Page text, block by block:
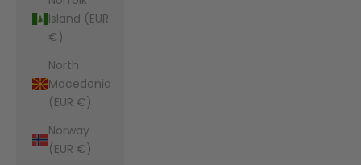
Island (EUR
€)
North
Macedonia
(EUR €)
Norway
(EUR €)